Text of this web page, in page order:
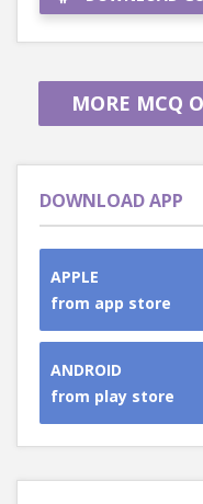
MORE MCQ
DOWNLOAD APP
APPLE
from app store
ANDROID
from play store